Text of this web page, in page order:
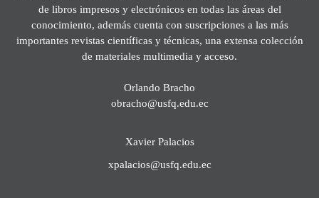
de libros impresos y electrónicos en todas las áreas del
conocimiento, además cuenta con suscripciones a las más
importantes revistas científicas y técnicas, una extensa colección
de materiales multimedia y acceso.
Orlando Bracho
obracho@usfq.edu.ec
Xavier Palacios
xpalacios@usfq.edu.ec